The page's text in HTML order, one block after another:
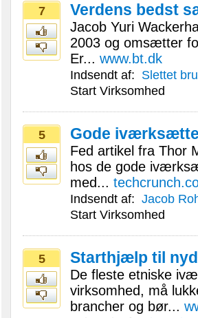
7 Verdens bedst
Jacob Yuri
2003 og omsætter
Er... www.bt.dk
Indsendt af: Slettet
Start Virksomhed
5 Gode
Fed artikel fra Thor
hos de gode
med...
Indsendt af: Jacob
Start Virksomhed
5 Starthjælp til
De fleste etniske
virksomhed, må
brancher og bør...